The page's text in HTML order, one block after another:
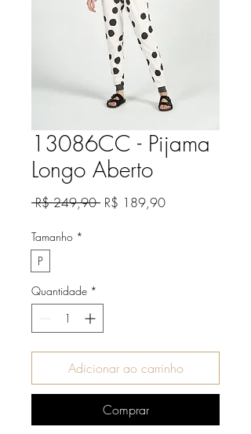
13086CC - Pijama
Longo Aberto
R$ 249,90 Preço
R$ 189,90Preço
Tamanho *
P
Quantidade *
Adicionar ao carrinho
Comprar